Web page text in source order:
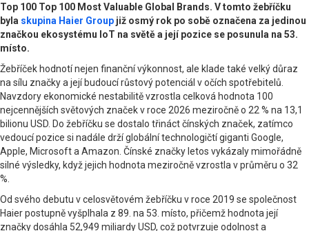
Top 100 Top 100 Most Valuable Global Brands. V tomto žebříčku
byla skupina Haier Group již osmý rok po sobě označena za jedinou
značkou ekosystému IoT na světě a její pozice se posunula na 53.
místo.
Žebříček hodnotí nejen finanční výkonnost, ale klade také velký důraz
na sílu značky a její budoucí růstový potenciál v očích spotřebitelů.
Navzdory ekonomické nestabilitě vzrostla celková hodnota 100
nejcennějších světových značek v roce 2026 meziročně o 22 % na 13,1
bilionu USD. Do žebříčku se dostalo třináct čínských značek, zatímco
vedoucí pozice si nadále drží globální technologičtí giganti Google,
Apple, Microsoft a Amazon. Čínské značky letos vykázaly mimořádně
silné výsledky, když jejich hodnota meziročně vzrostla v průměru o 32
%.
Od svého debutu v celosvětovém žebříčku v roce 2019 se společnost
Haier postupně vyšplhala z 89. na 53. místo, přičemž hodnota její
značky dosáhla 52,949 miliardy USD, což potvrzuje odolnost a